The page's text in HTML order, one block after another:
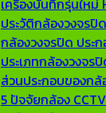
เครื่องบันทึกรุ่นใหม่
ประวัติกล้องวงจรปิ
กล้องวงจรปิด ประ
ประเภทกล้องวงจร
ส่วนประกอบของกล้
5 ปัจจัยกล้อง